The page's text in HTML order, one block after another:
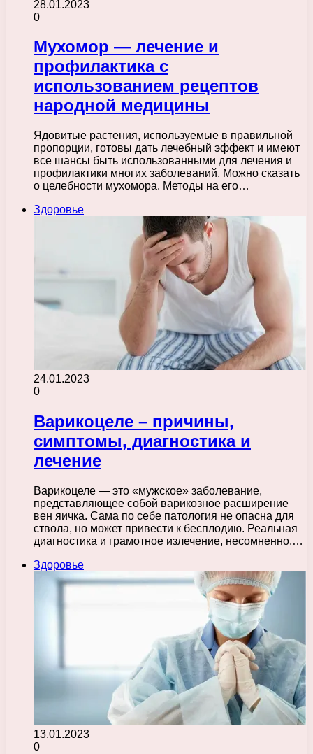
28.01.2023
0
Мухомор — лечение и
профилактика с
использованием рецептов
народной медицины
Ядовитые растения, используемые в правильной
пропорции, готовы дать лечебный эффект и имеют
все шансы быть использованными для лечения и
профилактики многих заболеваний. Можно сказать
о целебности мухомора. Методы на его…
Здоровье
24.01.2023
0
Варикоцеле – причины,
симптомы, диагностика и
лечение
Варикоцеле — это «мужское» заболевание,
представляющее собой варикозное расширение
вен яичка. Сама по себе патология не опасна для
ствола, но может привести к бесплодию. Реальная
диагностика и грамотное излечение, несомненно,…
Здоровье
13.01.2023
0